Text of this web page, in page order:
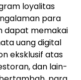
loyalitas
para
dapat memakai
uang digital
eksklusif atas
dan lain-